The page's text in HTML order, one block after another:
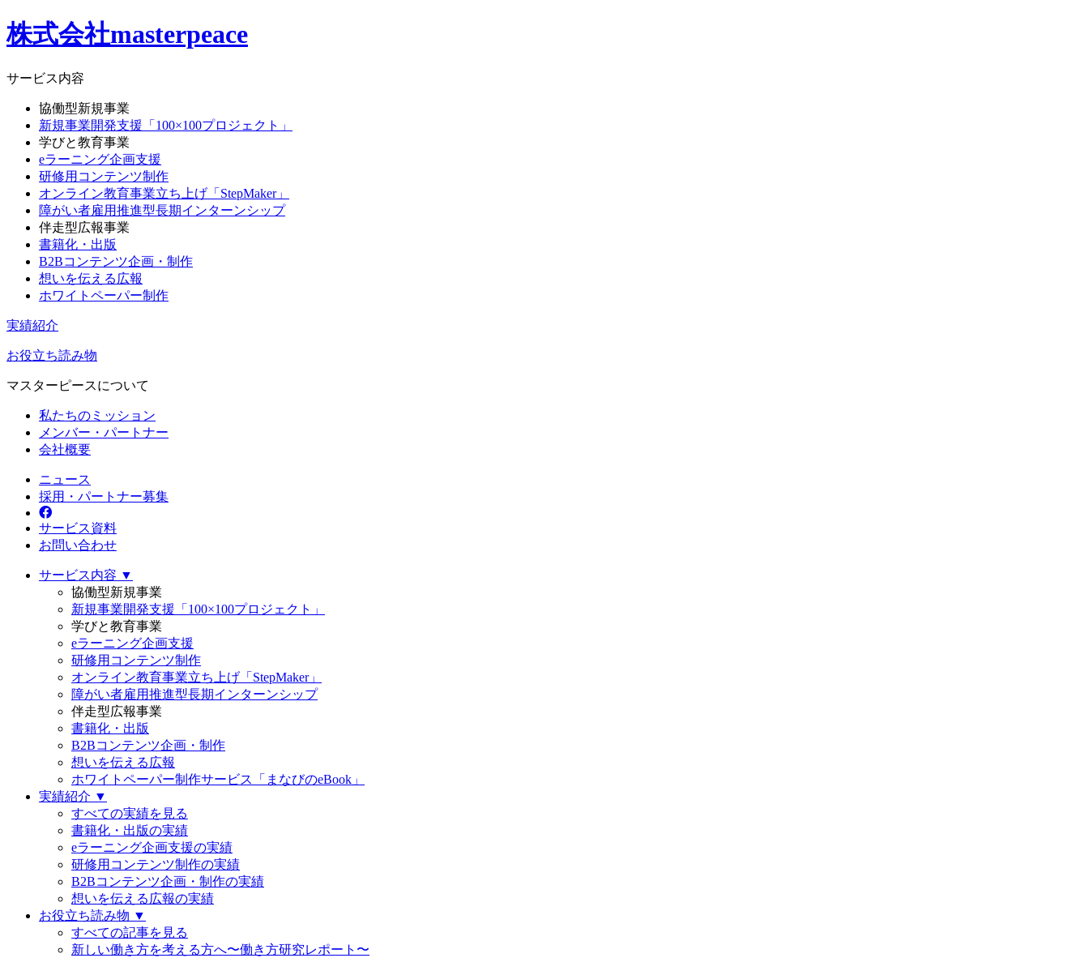
株式会社masterpeace
サービス内容
協働型新規事業
新規事業開発支援「100×100プロジェクト」
学びと教育事業
eラーニング企画支援
研修用コンテンツ制作
オンライン教育事業立ち上げ「StepMaker」
障がい者雇用推進型長期インターンシップ
伴走型広報事業
書籍化・出版
B2Bコンテンツ企画・制作
想いを伝える広報
ホワイトペーパー制作
実績紹介
お役立ち読み物
マスターピースについて
私たちのミッション
メンバー・パートナー
会社概要
ニュース
採用・パートナー募集
サービス資料
お問い合わせ
サービス内容 ▼
協働型新規事業
新規事業開発支援「100×100プロジェクト」
学びと教育事業
eラーニング企画支援
研修用コンテンツ制作
オンライン教育事業立ち上げ「StepMaker」
障がい者雇用推進型長期インターンシップ
伴走型広報事業
書籍化・出版
B2Bコンテンツ企画・制作
想いを伝える広報
ホワイトペーパー制作サービス「まなびのeBook」
実績紹介 ▼
すべての実績を見る
書籍化・出版の実績
eラーニング企画支援の実績
研修用コンテンツ制作の実績
B2Bコンテンツ企画・制作の実績
想いを伝える広報の実績
お役立ち読み物 ▼
すべての記事を見る
新しい働き方を考える方へ〜働き方研究レポート〜